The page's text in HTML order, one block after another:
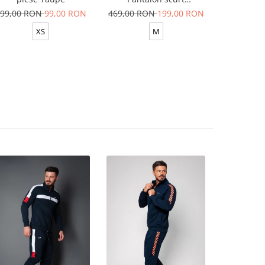
RON99,00 RON
XS
Yellow/White
469,00 RON199,00 RON
M